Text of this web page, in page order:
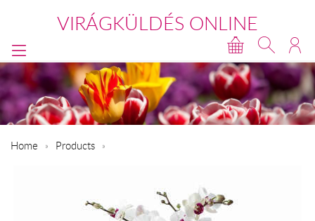
VIRÁGKÜLDÉS ONLINE
Home Products